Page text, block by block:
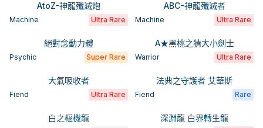
AtoZ-神龍殲滅炮
Machine Ultra Rare
ABC-神龍殲滅者
Machine Ultra Rare
絕對念動力體
Psychic Super Rare
A★黑桃之猜大小劍士
Warrior Ultra Rare
大氣吸收者
Fiend Ultra Rare
法典之守護者 艾華斯
Fiend Rare
白之樞機龍 深淵龍 白界轉生龍